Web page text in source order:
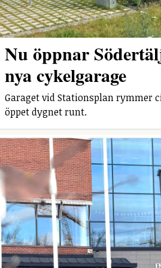
Nu öppnar
nya cykelgarage
Garaget vid Stationsplan rymmer
öppet dygnet runt.